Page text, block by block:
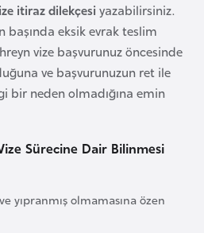
itiraz dilekçesi yazabilirsiniz.
başında eksik evrak teslim
vize başvurunuz öncesinde
ve başvurunuzun ret ile
bir neden olmadığına emin
Sürecine Dair Bilinmesi
yıpranmış olmamasına özen